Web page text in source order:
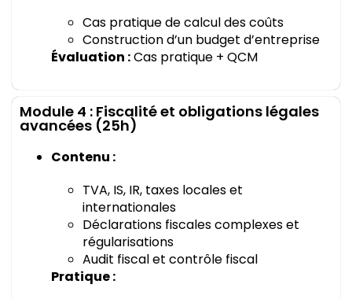
Cas pratique de calcul des coûts
Construction d’un budget d’entreprise
Évaluation :Cas pratique + QCM
Module 4 : Fiscalité et obligations légales
avancées (25h)
Contenu :
TVA, IS, IR, taxes locales et
internationales
Déclarations fiscales complexes et
régularisations
Audit fiscal et contrôle fiscal
Pratique :